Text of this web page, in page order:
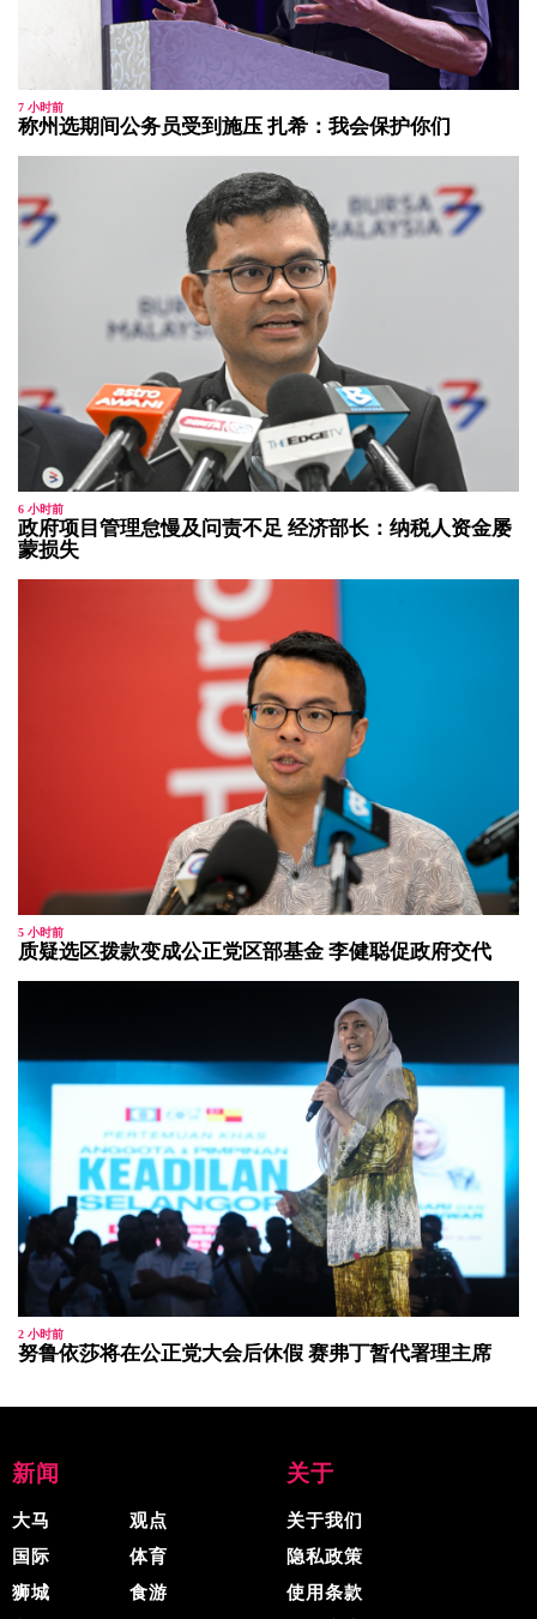
7 小时前
称州选期间公务员受到施压 扎希：我会保护你们
6 小时前
政府项目管理怠慢及问责不足 经济部长：纳税人资金屡
蒙损失
5 小时前
质疑选区拨款变成公正党区部基金 李健聪促政府交代
2 小时前
努鲁依莎将在公正党大会后休假 赛弗丁暂代署理主席
新闻
大马
国际
狮城
观点
体育
食游
关于
关于我们
隐私政策
使用条款